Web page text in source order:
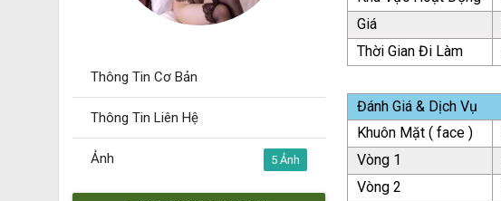
Thông Tin Cơ Bản
Thông Tin Liên Hệ
5
Ảnh
Giá
Thời Gian Đi Làm
Đánh Giá & Dịch Vụ
Khuôn Mặt ( face )
Vòng 1
Vòng 2